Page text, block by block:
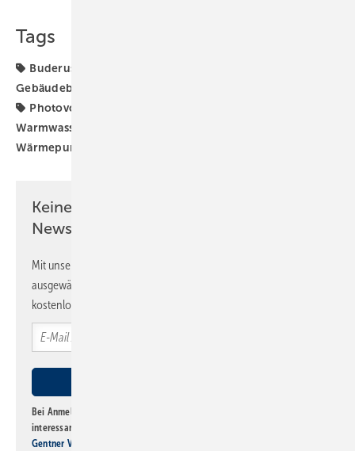
Tags
Buderus
Gebäudebestand
Photovoltaik
Warmwasserzirkulation
Wärmepumpe
Keine Zeit? Kein Problem mit dem SBZ
Newsletter!
Mit unserem Newsletter erhalten Sie regelmäßig von uns
ausgewählte Informationen und Neuigkeiten, gebündelt und
kostenlos direkt ins Postfach.
Bei Anmeldung zu diesem Newsletter bin ich damit einverstanden, über
interessante Verlags- und Online-Angebote
Gentner Verlag GmbH & Co. KG